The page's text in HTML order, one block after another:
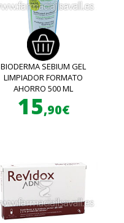
BIODERMA SEBIUM GEL
LIMPIADOR FORMATO
AHORRO 500 ML
15,90€